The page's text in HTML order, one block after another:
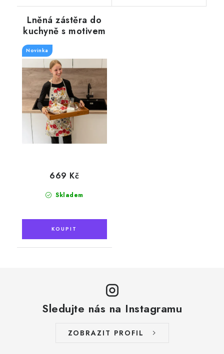
Lněná zástěra do
kuchyně s motivem
pestrobarevného
Máku, 70 x 70 cm
Novinka
Skladem
669 Kč
Sledujte nás na Instagramu
ZOBRAZIT PROFIL